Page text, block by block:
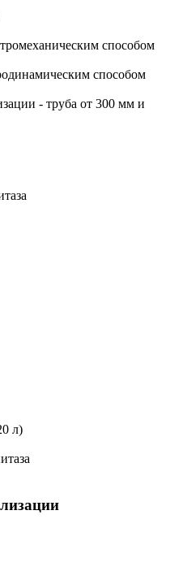
способом
способом
- труба от 300 мм и
л)